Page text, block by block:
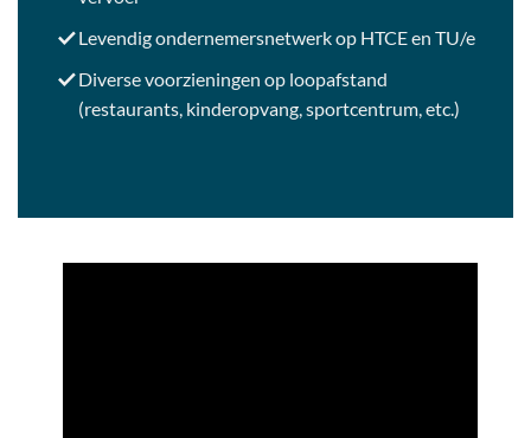
Levendig ondernemersnetwerk op HTCE en TU/e
Diverse voorzieningen op loopafstand
(restaurants, kinderopvang, sportcentrum, etc.)